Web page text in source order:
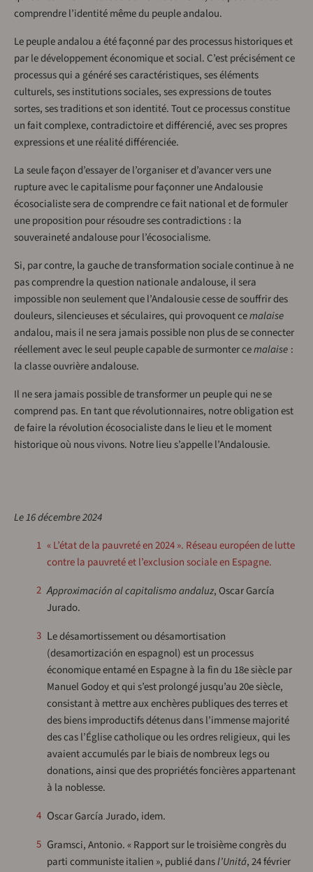
comprendre l’identité même du peuple andalou.
Le peuple andalou a été façonné par des processus historiques et
par le développement économique et social. C’est précisément ce
processus qui a généré ses caractéristiques, ses éléments
culturels, ses institutions sociales, ses expressions de toutes
sortes, ses traditions et son identité. Tout ce processus constitue
un fait complexe, contradictoire et différencié, avec ses propres
expressions et une réalité différenciée.
La seule façon d’essayer de l’organiser et d’avancer vers une
rupture avec le capitalisme pour façonner une Andalousie
écosocialiste sera de comprendre ce fait national et de formuler
une proposition pour résoudre ses contradictions : la
souveraineté andalouse pour l’écosocialisme.
Si, par contre, la gauche de transformation sociale continue à ne
pas comprendre la question nationale andalouse, il sera
impossible non seulement que l’Andalousie cesse de souffrir des
douleurs, silencieuses et séculaires, qui provoquent cemalaise
andalou, mais il ne sera jamais possible non plus de se connecter
réellement avec le seul peuple capable de surmonter cemalaise :
la classe ouvrière andalouse.
Il ne sera jamais possible de transformer un peuple qui ne se
comprend pas. En tant que révolutionnaires, notre obligation est
de faire la révolution écosocialiste dans le lieu et le moment
historique où nous vivons. Notre lieu s’appelle l’Andalousie.
Le 16 décembre 2024
1 « L’état de la pauvreté en 2024 ». Réseau européen de lutte
contre la pauvreté et l’exclusion sociale en Espagne.
2
Approximación al capitalismo andaluz, Oscar García
Jurado.
3 Le désamortissement ou désamortisation
(desamortización en espagnol) est un processus
économique entamé en Espagne à la fin du 18e siècle par
Manuel Godoy et qui s’est prolongé jusqu’au 20e siècle,
consistant à mettre aux enchères publiques des terres et
des biens improductifs détenus dans l’immense majorité
des cas l’Église catholique ou les ordres religieux, qui les
avaient accumulés par le biais de nombreux legs ou
donations, ainsi que des propriétés foncières appartenant
à la noblesse.
4
Oscar García Jurado, idem.
5 Gramsci, Antonio. « Rapport sur le troisième congrès du
parti communiste italien », publié dansl’Unitá, 24 février